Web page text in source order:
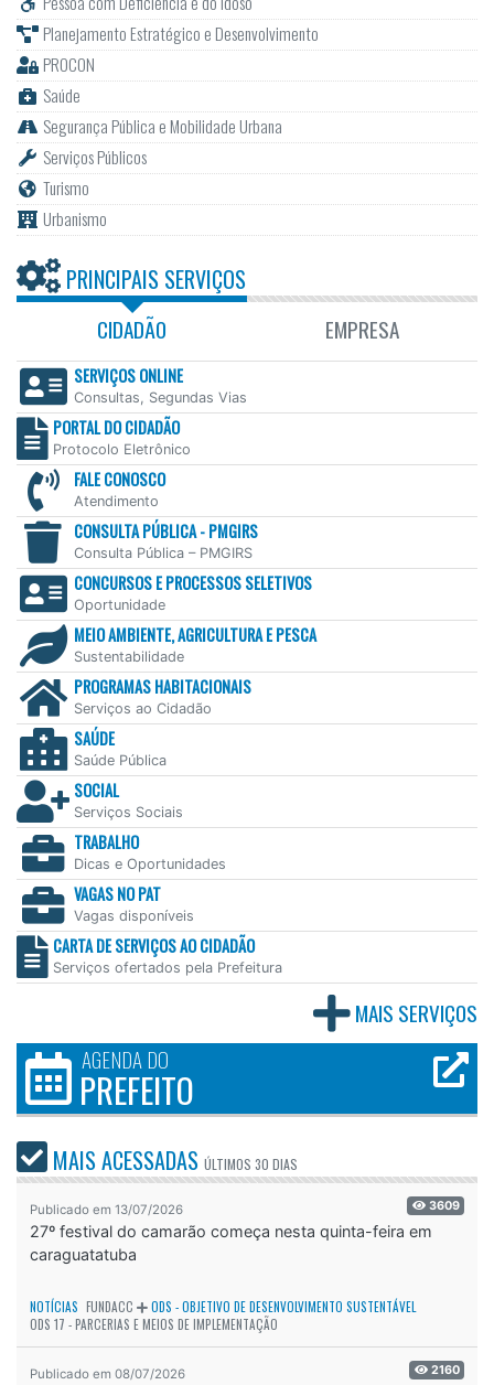
Planejamento Estratégico e Desenvolvimento
PROCON
Saúde
Segurança Pública e Mobilidade Urbana
Serviços Públicos
Turismo
Urbanismo
PRINCIPAIS SERVIÇOS
CIDADÃO EMPRESA
SERVIÇOS ONLINE
Consultas, Segundas Vias
PORTAL DO CIDADÃO
Protocolo Eletrônico
FALE CONOSCO
Atendimento
CONSULTA PÚBLICA - PMGIRS
Consulta Pública – PMGIRS
CONCURSOS E PROCESSOS SELETIVOS
Oportunidade
MEIO AMBIENTE, AGRICULTURA E PESCA
Sustentabilidade
PROGRAMAS HABITACIONAIS
Serviços ao Cidadão
SAÚDE
Saúde Pública
SOCIAL
Serviços Sociais
TRABALHO
Dicas e Oportunidades
VAGAS NO PAT
Vagas disponíveis
CARTA DE SERVIÇOS AO CIDADÃO
Serviços ofertados pela Prefeitura
MAIS SERVIÇOS
AGENDA DO
PREFEITO
MAIS ACESSADAS ÚLTIMOS 30 DIAS
Publicado em 13/07/2026 3609
27º festival do camarão começa nesta quinta-feira em
caraguatatuba
NOTÍCIAS FUNDACC
ODS - OBJETIVO DE DESENVOLVIMENTO SUSTENTÁVEL
ODS 17 - PARCERIAS E MEIOS DE IMPLEMENTAÇÃO
Publicado em 08/07/2026 2160